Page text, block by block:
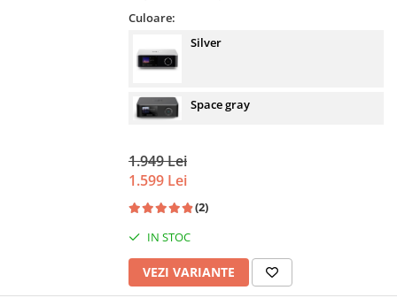
Culoare:
Silver
Space gray
1.949 Lei
1.599 Lei
(2)
IN STOC
VEZI VARIANTE